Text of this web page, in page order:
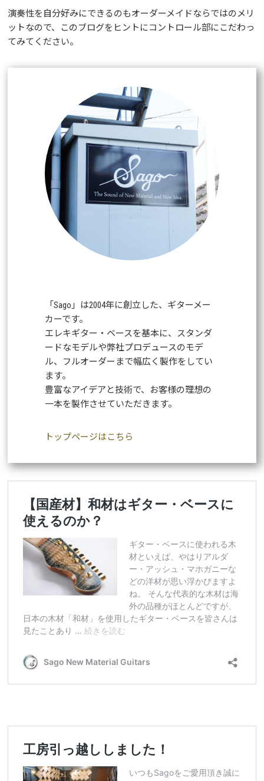
演奏性を自分好みにできるのもオーダーメイドならではのメリ
ットなので、このブログをヒントにコントロール部にこだわっ
てみてください。
「Sago」は2004年に創立した、ギターメー
カーです。
エレキギター・ベースを基本に、スタンダ
ードなモデルや弊社プロデュースのモデ
ル、フルオーダーまで幅広く製作をしてい
ます。
豊富なアイデアと技術で、お客様の理想の
一本を製作させていただきます。
トップページはこちら